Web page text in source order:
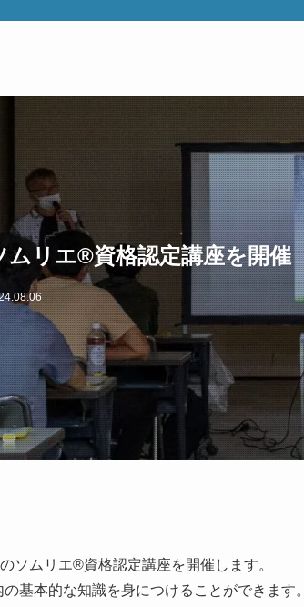
ムリエ®資格認定講座を開催
ソムリエ®資格認定講座を開催します。
基本的な知識を身につけることができます。